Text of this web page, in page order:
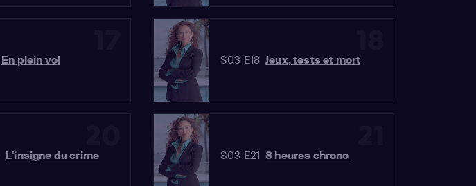
En plein vol S03 E18 Jeux, tests et mort
L'insigne du crime S03 E21 8 heures chrono